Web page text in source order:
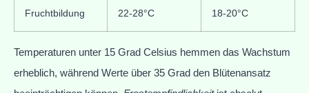
Fruchtbildung 22-28°C 18-20°C
Temperaturen unter 15 Grad Celsius hemmen das Wachstum
erheblich, während Werte über 35 Grad den Blütenansatz